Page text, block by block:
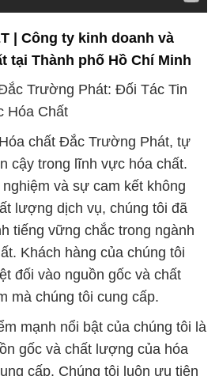
| Công ty kinh doanh và
tại Thành phố Hồ Chí Minh
Trường Phát: Đối Tác Tin
Hóa Chất
chất Đắc Trường Phát, tự
cậy trong lĩnh vực hóa chất.
và sự cam kết không
lượng dịch vụ, chúng tôi đã
tiếng vững chắc trong ngành
Khách hàng của chúng tôi
đối vào nguồn gốc và chất
mà chúng tôi cung cấp.
mạnh nổi bật của chúng tôi là
gốc và chất lượng của hóa
cấp. Chúng tôi luôn ưu tiên